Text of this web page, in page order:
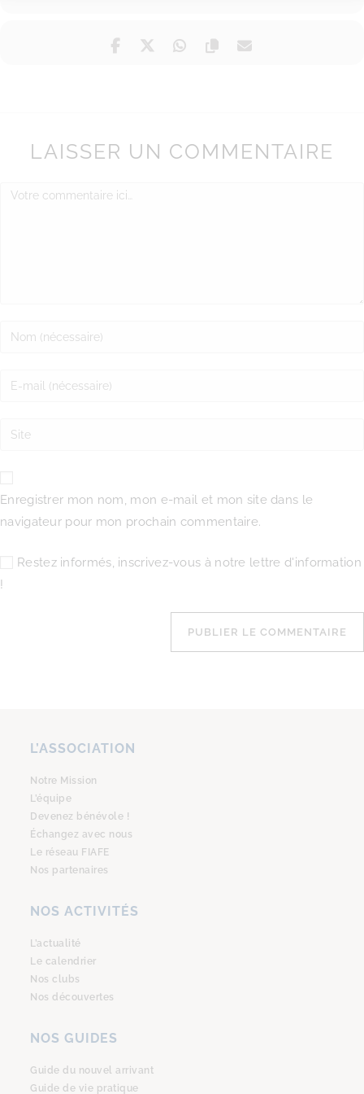
LAISSER UN COMMENTAIRE
Enregistrer mon nom, mon e-mail et mon site dans le
navigateur pour mon prochain commentaire.
Restez informés, inscrivez-vous à notre lettre d'information
!
L’ASSOCIATION
Notre Mission
L’équipe
Devenez bénévole !
Échangez avec nous
Le réseau FIAFE
Nos partenaires
NOS ACTIVITÉS
L’actualité
Le calendrier
Nos clubs
Nos découvertes
NOS GUIDES
Guide du nouvel arrivant
Guide de vie pratique